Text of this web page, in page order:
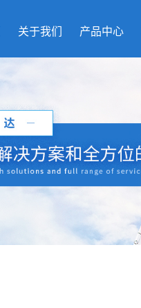
关于我们 产品中心